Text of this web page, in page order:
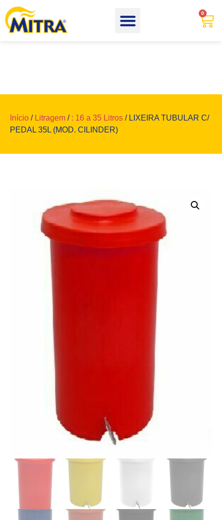
0
Início / Litragem / : 16 a 35 Litros / LIXEIRA TUBULAR C/
PEDAL 35L (MOD. CILINDER)